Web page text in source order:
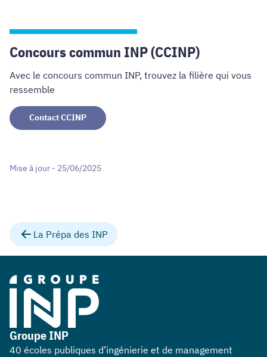
Concours commun INP (CCINP)
Avec le concours commun INP, trouvez la filière qui vous
ressemble
Contact CCINP
Mise à jour - 25/06/2025
La Prépa des INP
Groupe INP
40 écoles publiques d’ingénierie et de management